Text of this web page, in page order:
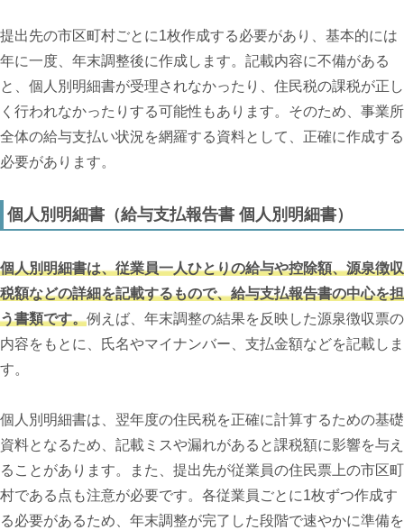
提出先の市区町村ごとに1枚作成する必要があり、基本的には
年に一度、年末調整後に作成します。記載内容に不備がある
と、個人別明細書が受理されなかったり、住民税の課税が正し
く行われなかったりする可能性もあります。そのため、事業所
全体の給与支払い状況を網羅する資料として、正確に作成する
必要があります。
個人別明細書（給与支払報告書 個人別明細書）
個人別明細書は、従業員一人ひとりの給与や控除額、源泉徴収
税額などの詳細を記載するもので、給与支払報告書の中心を担
う書類です。例えば、年末調整の結果を反映した源泉徴収票の
内容をもとに、氏名やマイナンバー、支払金額などを記載しま
す。
個人別明細書は、翌年度の住民税を正確に計算するための基礎
資料となるため、記載ミスや漏れがあると課税額に影響を与え
ることがあります。また、提出先が従業員の住民票上の市区町
村である点も注意が必要です。各従業員ごとに1枚ずつ作成す
る必要があるため、年末調整が完了した段階で速やかに準備を